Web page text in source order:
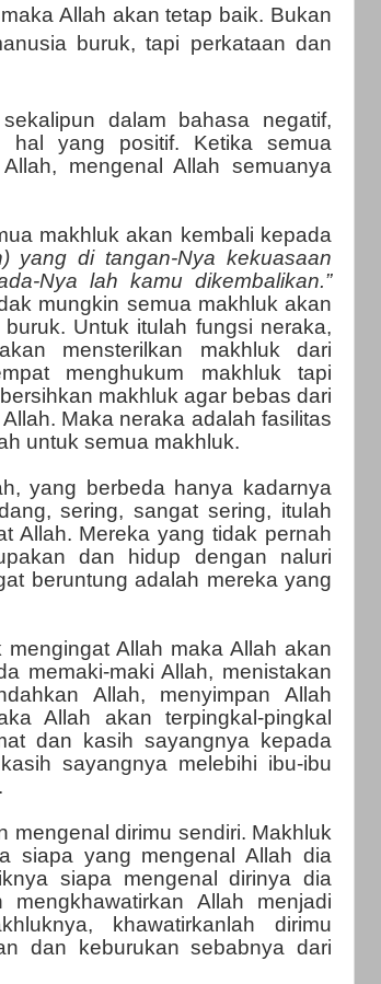
Allah akan tetap baik. Bukan
buruk, tapi perkataan dan
dalam bahasa negatif,
hal yang positif. Ketika semua
mengenal Allah semuanya
makhluk akan kembali kepada
yang di tangan-Nya kekuasaan
Nya lah kamu dikembalikan.”
mungkin semua makhluk akan
Untuk itulah fungsi neraka,
mensterilkan makhluk dari
menghukum makhluk tapi
makhluk agar bebas dari
Maka neraka adalah fasilitas
untuk semua makhluk.
yang berbeda hanya kadarnya
sering, sangat sering, itulah
Allah. Mereka yang tidak pernah
dan hidup dengan naluri
beruntung adalah mereka yang
Allah maka Allah akan
memaki-maki Allah, menistakan
Allah, menyimpan Allah
Allah akan terpingkal-pingkal
dan kasih sayangnya kepada
sayangnya melebihi ibu-ibu
mengenal dirimu sendiri. Makhluk
siapa yang mengenal Allah dia
siapa mengenal dirinya dia
Allah menjadi
khawatirkanlah dirimu
dan keburukan sebabnya dari